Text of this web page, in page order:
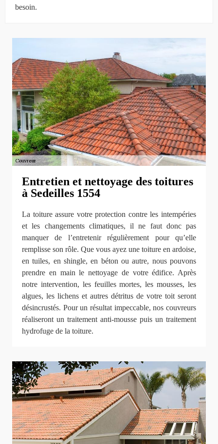
besoin.
Entretien et nettoyage des toitures
à Sedeilles 1554
La toiture assure votre protection contre les intempéries
et les changements climatiques, il ne faut donc pas
manquer de l’entretenir régulièrement pour qu’elle
remplisse son rôle. Que vous ayez une toiture en ardoise,
en tuiles, en shingle, en béton ou autre, nous pouvons
prendre en main le nettoyage de votre édifice. Après
notre intervention, les feuilles mortes, les mousses, les
algues, les lichens et autres détritus de votre toit seront
désincrustés. Pour un résultat impeccable, nos couvreurs
réaliseront un traitement anti-mousse puis un traitement
hydrofuge de la toiture.